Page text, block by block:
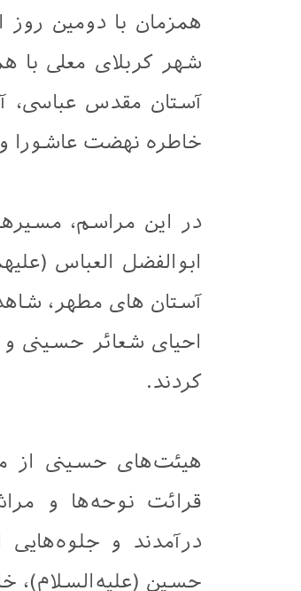
همزمان با دومین
شهر کربلای معلی
آستان مقدس عباسی،
خاطره نهضت عاشورا و
در این مراسم،
ابوالفضل العباس
آستان های مطهر،
احیای شعائر حسینی و
کردند.
هیئت‌های حسینی از
قرائت نوحه‌ها و
درآمدند و
حسین (علیه‌السلام)،